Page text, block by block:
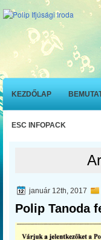
KEZDŐLAP
ESC INFOPACK
január 12th, 2017
Polip Tanoda